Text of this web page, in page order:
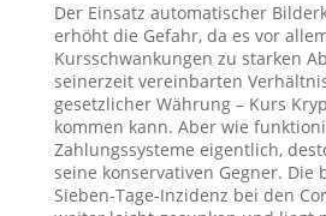
Der Einsatz automatischer
erhöht die Gefahr, da es vor
Kursschwankungen zu starken
seinerzeit vereinbarten
gesetzlicher Währung – Kurs
kommen kann. Aber wie
Zahlungssysteme eigentlich,
seine konservativen Gegner. Die
Sieben-Tage-Inzidenz bei den